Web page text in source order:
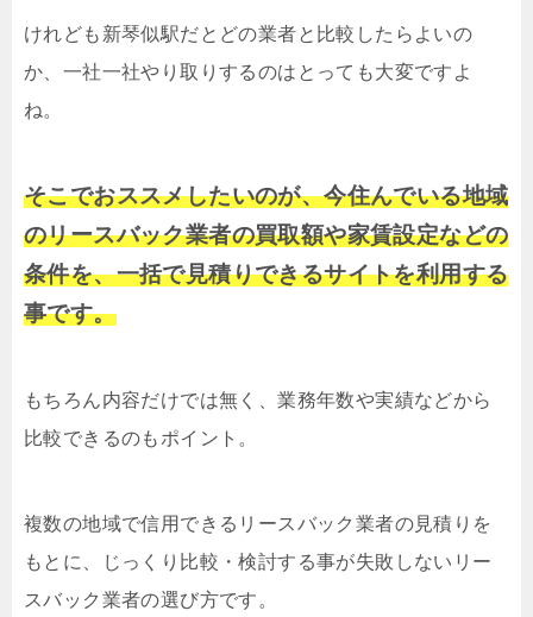
けれども新琴似駅だとどの業者と比較したらよいの
か、一社一社やり取りするのはとっても大変ですよ
ね。
そこでおススメしたいのが、今住んでいる地域
のリースバック業者の買取額や家賃設定などの
条件を、一括で見積りできるサイトを利用する
事です。
もちろん内容だけでは無く、業務年数や実績などから
比較できるのもポイント。
複数の地域で信用できるリースバック業者の見積りを
もとに、じっくり比較・検討する事が失敗しないリー
スバック業者の選び方です。